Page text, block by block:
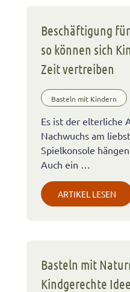
Beschäftigung
so können sich
Zeit vertreiben
Basteln mit Kindern
Es ist der elterliche
Nachwuchs am
Spielkonsole
Auch ein …
ARTIKEL LESEN
Basteln mit
Kindgerechte